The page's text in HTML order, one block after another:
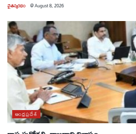
చైతన్యరధం @August 8, 2026
ఆంధ్రప్రదేశ్